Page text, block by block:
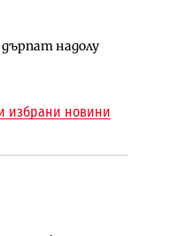
надолу
в „Люлин“
магистрала
избрани новини